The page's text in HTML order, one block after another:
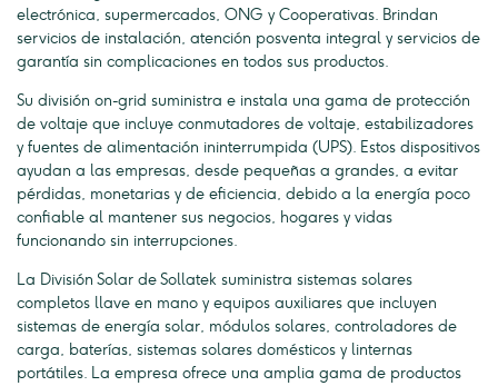
electrónica, supermercados, ONG y Cooperativas. Brindan
servicios de instalación, atención posventa integral y servicios de
garantía sin complicaciones en todos sus productos.
Su división on-grid suministra e instala una gama de protección
de voltaje que incluye conmutadores de voltaje, estabilizadores
y fuentes de alimentación ininterrumpida (UPS). Estos dispositivos
ayudan a las empresas, desde pequeñas a grandes, a evitar
pérdidas, monetarias y de eficiencia, debido a la energía poco
confiable al mantener sus negocios, hogares y vidas
funcionando sin interrupciones.
La División Solar de Sollatek suministra sistemas solares
completos llave en mano y equipos auxiliares que incluyen
sistemas de energía solar, módulos solares, controladores de
carga, baterías, sistemas solares domésticos y linternas
portátiles. La empresa ofrece una amplia gama de productos